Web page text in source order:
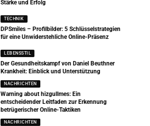
Stärke und Erfolg
TECHNIK
DPSmiles – Profilbilder: 5 Schlüsselstrategien
für eine Unwiderstehliche Online-Präsenz
LEBENSSTIL
Der Gesundheitskampf von Daniel Beuthner
Krankheit: Einblick und Unterstützung
NACHRICHTEN
Warning about hizgullmes: Ein
entscheidender Leitfaden zur Erkennung
betrügerischer Online-Taktiken
NACHRICHTEN